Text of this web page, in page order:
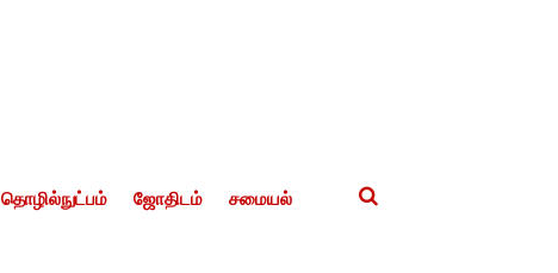
தொழில்நுட்பம் ஜோதிடம் சமையல்